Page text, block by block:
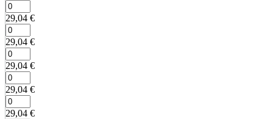
29,04 €
29,04 €
29,04 €
29,04 €
29,04 €